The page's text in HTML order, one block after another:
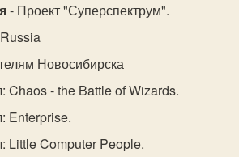
- Проект "Суперспектрум".
Новосибирска
Chaos - the Battle of Wizards.
Enterprise.
Little Computer People.